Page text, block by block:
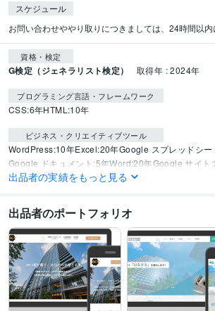
スケジュール
お問い合わせややり取りにつきましては、24時間以内
資格・検定
G検定（ジェネラリスト検定） 取得年 : 2024年
プログラミング言語・フレームワーク
CSS:6年HTML:10年
ビジネス・クリエイティブツール
WordPress:10年Excel:20年Google スプレッドシー
Google ドキュメント:5年Word:20年Google サイト
Google スライド:3年PowerPoint:15年
得意分野
Web制作・HP作成・EC構築 ホームページ作成
ホームページ作成 ホームページ制作 Webサイト作成
WordPress
企業ホームページ制作 企業ホームページ
コーポレートサイト
出品者の実績をもっと見る
出品者のポートフォリオ